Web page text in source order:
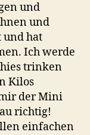
und
und
und hat
Ich werde
trinken
Kilos
der Mini
richtig!
einfachen